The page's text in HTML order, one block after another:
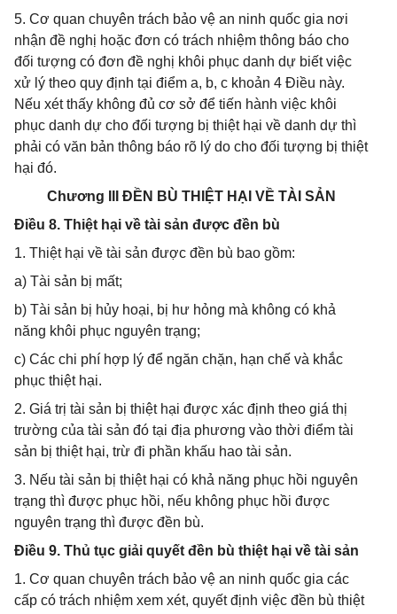
5. Cơ quan chuyên trách bảo vệ an ninh quốc gia nơi
nhận đề nghị hoặc đơn có trách nhiệm thông báo cho
đối tượng có đơn đề nghị khôi phục danh dự biết việc
xử lý theo quy định tại điểm a, b, c khoản 4 Điều này.
Nếu xét thấy không đủ cơ sở để tiến hành việc khôi
phục danh dự cho đối tượng bị thiệt hại về danh dự thì
phải có văn bản thông báo rõ lý do cho đối tượng bị thiệt
hại đó.
Chương III ĐỀN BÙ THIỆT HẠI VỀ TÀI SẢN
Điều 8. Thiệt hại về tài sản được đền bù
1. Thiệt hại về tài sản được đền bù bao gồm:
a) Tài sản bị mất;
b) Tài sản bị hủy hoại, bị hư hỏng mà không có khả
năng khôi phục nguyên trạng;
c) Các chi phí hợp lý để ngăn chặn, hạn chế và khắc
phục thiệt hại.
2. Giá trị tài sản bị thiệt hại được xác định theo giá thị
trường của tài sản đó tại địa phương vào thời điểm tài
sản bị thiệt hại, trừ đi phần khấu hao tài sản.
3. Nếu tài sản bị thiệt hại có khả năng phục hồi nguyên
trạng thì được phục hồi, nếu không phục hồi được
nguyên trạng thì được đền bù.
Điều 9. Thủ tục giải quyết đền bù thiệt hại về tài sản
1. Cơ quan chuyên trách bảo vệ an ninh quốc gia các
cấp có trách nhiệm xem xét, quyết định việc đền bù thiệt